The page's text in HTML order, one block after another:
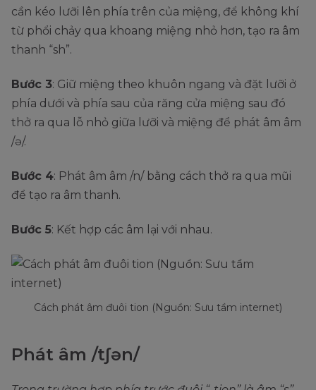
cần kéo lưỡi lên phía trên của miệng, để không khí
từ phổi chảy qua khoang miệng nhỏ hơn, tạo ra âm
thanh “sh”.
Bước 3: Giữ miệng theo khuôn ngang và đặt lưỡi ở
phía dưới và phía sau của răng cửa miệng sau đó
thở ra qua lỗ nhỏ giữa lưỡi và miệng để phát âm âm
/ə/.
Bước 4: Phát âm âm /n/ bằng cách thở ra qua mũi
để tạo ra âm thanh.
Bước 5: Kết hợp các âm lại với nhau.
Cách phát âm đuôi tion (Nguồn: Sưu tầm internet)
Phát âm /tʃən/